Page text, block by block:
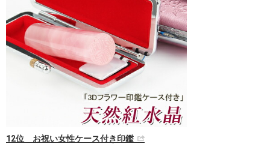
12位 お祝い女性ケース付き印鑑